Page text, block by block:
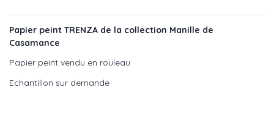
Papier peint TRENZA de la collection Manille de
Casamance
Papier peint vendu en rouleau
Echantillon sur demande